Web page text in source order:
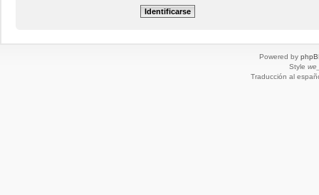
Powered by
Style
Traducción al